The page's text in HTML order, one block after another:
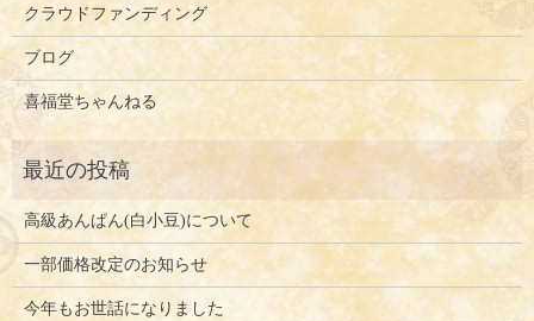
クラウドファンディング
ブログ
喜福堂ちゃんねる
高級あんぱん(白小豆)について
一部価格改定のお知らせ
今年もお世話になりました